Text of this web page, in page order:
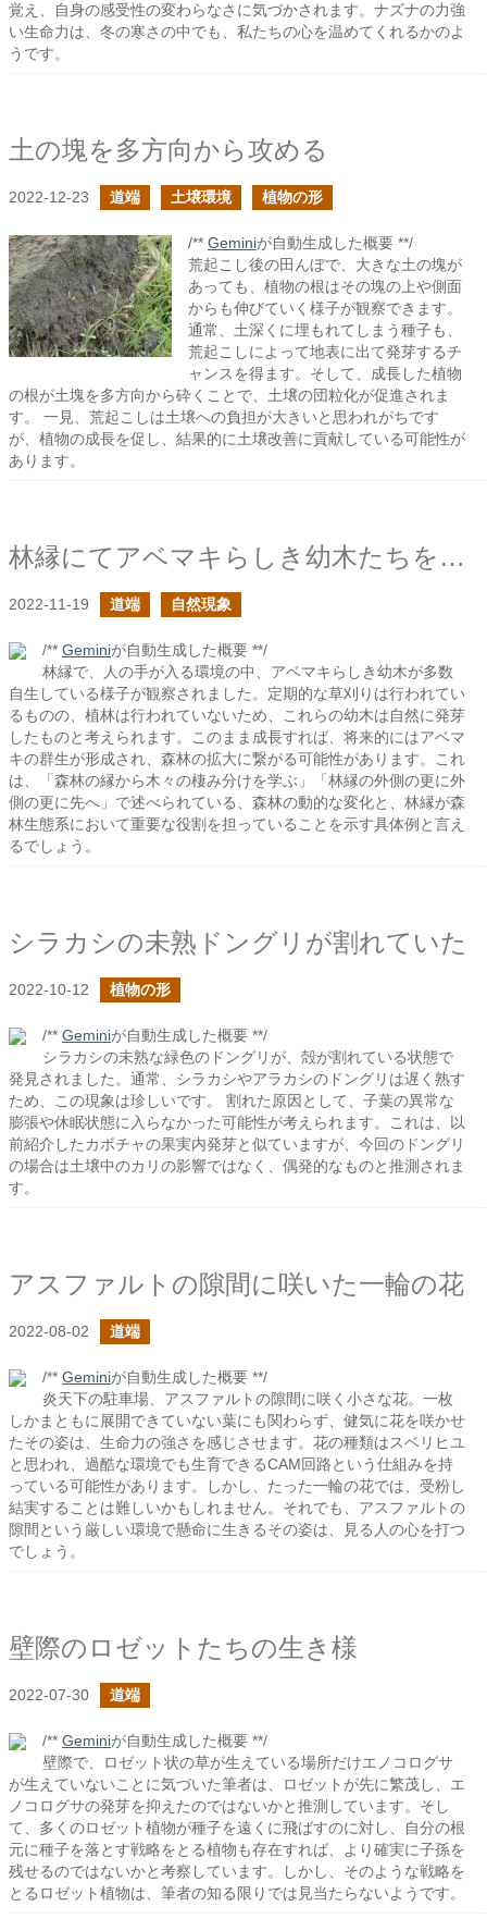
覚え、自身の感受性の変わらなさに気づかされます。ナズナの力強
い生命力は、冬の寒さの中でも、私たちの心を温めてくれるかのよ
うです。
土の塊を多方向から攻める
2022-12-23 道端 土壌環境 植物の形
/** Geminiが自動生成した概要 **/
荒起こし後の田んぼで、大きな土の塊が
あっても、植物の根はその塊の上や側面
からも伸びていく様子が観察できます。
通常、土深くに埋もれてしまう種子も、
荒起こしによって地表に出て発芽するチ
ャンスを得ます。そして、成長した植物
の根が土塊を多方向から砕くことで、土壌の団粒化が促進されま
す。 一見、荒起こしは土壌への負担が大きいと思われがちです
が、植物の成長を促し、結果的に土壌改善に貢献している可能性が
あります。
林縁にてアベマキらしき幼木たちを見かけた
2022-11-19 道端 自然現象
/** Geminiが自動生成した概要 **/
林縁で、人の手が入る環境の中、アベマキらしき幼木が多数
自生している様子が観察されました。定期的な草刈りは行われてい
るものの、植林は行われていないため、これらの幼木は自然に発芽
したものと考えられます。このまま成長すれば、将来的にはアベマ
キの群生が形成され、森林の拡大に繋がる可能性があります。これ
は、「森林の縁から木々の棲み分けを学ぶ」「林縁の外側の更に外
側の更に先へ」で述べられている、森林の動的な変化と、林縁が森
林生態系において重要な役割を担っていることを示す具体例と言え
るでしょう。
シラカシの未熟ドングリが割れていた
2022-10-12 植物の形
/** Geminiが自動生成した概要 **/
シラカシの未熟な緑色のドングリが、殻が割れている状態で
発見されました。通常、シラカシやアラカシのドングリは遅く熟す
ため、この現象は珍しいです。 割れた原因として、子葉の異常な
膨張や休眠状態に入らなかった可能性が考えられます。これは、以
前紹介したカボチャの果実内発芽と似ていますが、今回のドングリ
の場合は土壌中のカリの影響ではなく、偶発的なものと推測されま
す。
アスファルトの隙間に咲いた一輪の花
2022-08-02 道端
/** Geminiが自動生成した概要 **/
炎天下の駐車場、アスファルトの隙間に咲く小さな花。一枚
しかまともに展開できていない葉にも関わらず、健気に花を咲かせ
たその姿は、生命力の強さを感じさせます。花の種類はスベリヒユ
と思われ、過酷な環境でも生育できるCAM回路という仕組みを持
っている可能性があります。しかし、たった一輪の花では、受粉し
結実することは難しいかもしれません。それでも、アスファルトの
隙間という厳しい環境で懸命に生きるその姿は、見る人の心を打つ
でしょう。
壁際のロゼットたちの生き様
2022-07-30 道端
/** Geminiが自動生成した概要 **/
壁際で、ロゼット状の草が生えている場所だけエノコログサ
が生えていないことに気づいた筆者は、ロゼットが先に繁茂し、エ
ノコログサの発芽を抑えたのではないかと推測しています。そし
て、多くのロゼット植物が種子を遠くに飛ばすのに対し、自分の根
元に種子を落とす戦略をとる植物も存在すれば、より確実に子孫を
残せるのではないかと考察しています。しかし、そのような戦略を
とるロゼット植物は、筆者の知る限りでは見当たらないようです。